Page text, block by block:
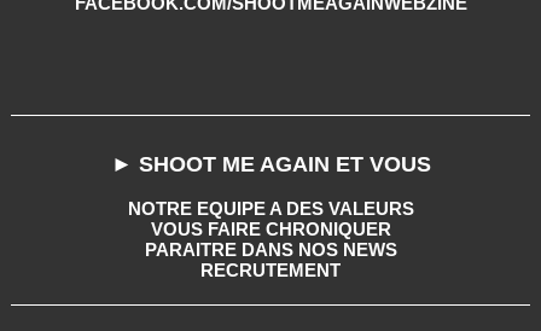
► SHOOT ME AGAIN ET VOUS
NOTRE EQUIPE A DES VALEURS
VOUS FAIRE CHRONIQUER
PARAITRE DANS NOS NEWS
RECRUTEMENT